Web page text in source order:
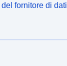
fornitore di dati